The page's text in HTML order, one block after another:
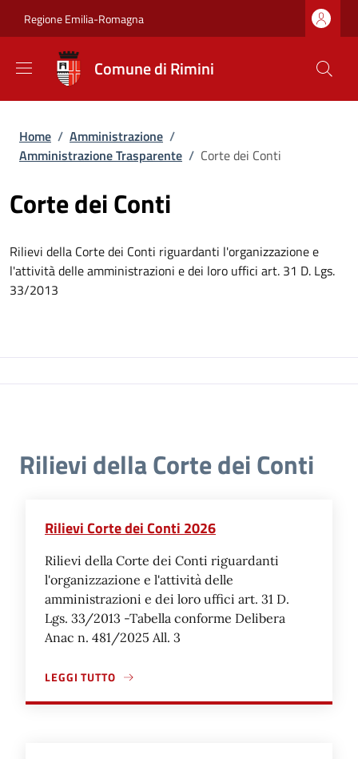
Regione Emilia-Romagna
Comune di Rimini
Briciole di pane
Home / Amministrazione /
Amministrazione Trasparente / Corte dei Conti
Corte dei Conti
Rilievi della Corte dei Conti riguardanti l'organizzazione e
l'attività delle amministrazioni e dei loro uffici art. 31 D. Lgs.
33/2013
Rilievi della Corte dei Conti
Rilievi Corte dei Conti 2026
Rilievi della Corte dei Conti riguardanti
l'organizzazione e l'attività delle
amministrazioni e dei loro uffici art. 31 D.
Lgs. 33/2013 -Tabella conforme Delibera
Anac n. 481/2025 All. 3
LEGGI TUTTO
A PROPOSITO DI RILIEVI CORTE DEI CONTI 2026